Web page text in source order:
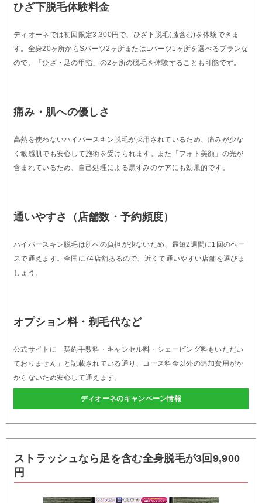
ひざ下脱毛体験料金
ディオーネでは初回限定3,300円で、ひざ下脱毛(膝含む)を体験できま
す。全身20ヶ所からSパーツ2ヶ所またはLパーツ1ヶ所を選べるプランな
ので、「ひざ・足の甲指」の2ヶ所の脱毛を体験することも可能です。
痛み・肌への優しさ
高熱を使わないハイパースキン脱毛が採用されているため、痛みが少な
く敏感肌でも安心して施術を受けられます。また「フォト美顔」の光が
含まれているため、自己処理による黒ずみのケアにも効果的です。
通いやすさ（店舗数・予約頻度）
ハイパースキン脱毛は肌への負担が少ないため、最短2週間に1回のペー
スで通えます。全国に74店舗あるので、近くて通いやすい店舗を選びま
しょう。
オプション料・剃毛代など
公式サイトに「契約手数料・キャンセル料・シェービング料もいただい
ておりません」と記載されている通り、コース料金以外の追加費用がか
からないため安心して通えます。
ディオーネのキャンペーン情報
ストラッシュなら足を含む全身脱毛が3回9,900
円